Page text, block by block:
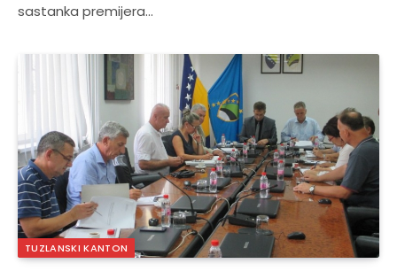
sastanka premijera…
TUZLANSKI KANTON